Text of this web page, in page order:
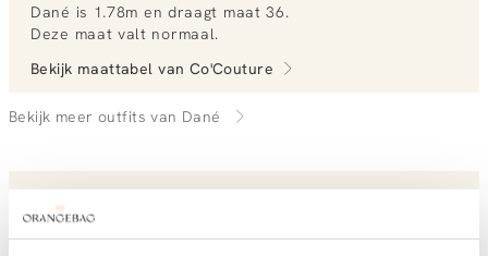
Dané is 1.78m en draagt maat 36.
Deze maat valt normaal.
Bekijk maattabel van Co'Couture
Bekijk meer outfits van Dané
Vandaag besteld, morgen gratis in huis
Gratis bezorging vanaf €99
30 dagen bedenktijd